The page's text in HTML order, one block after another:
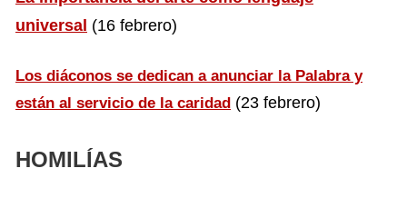
universal (16 febrero)
Los diáconos se dedican a anunciar la Palabra y
están al servicio de la caridad (23 febrero)
HOMILÍAS